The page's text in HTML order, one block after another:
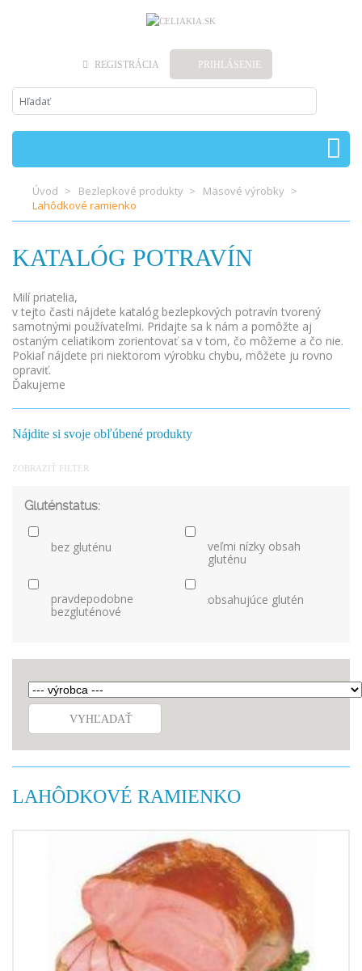
REGISTRÁCIA PRIHLÁSENIE
Úvod Bezlepkové produkty
Mäsové výrobky
Lahôdkové ramienko
KATALÓG POTRAVÍN
Milí priatelia,
v tejto časti nájdete katalóg bezlepkových potravín tvorený
samotnými používateľmi. Pridajte sa k nám a pomôžte aj
ostaným celiatikom zorientovať sa v tom, čo môžeme a čo nie.
Pokiaľ nájdete pri niektorom výrobku chybu, môžete ju rovno
opraviť.
Ďakujeme
Nájdite si svoje obľúbené produkty
ZOBRAZIŤ FILTER
Gluténstatus:
bez gluténu
veľmi nízky obsah
gluténu
pravdepodobne
bezgluténové
obsahujúce glutén
VYHĽADAŤ
LAHÔDKOVÉ RAMIENKO